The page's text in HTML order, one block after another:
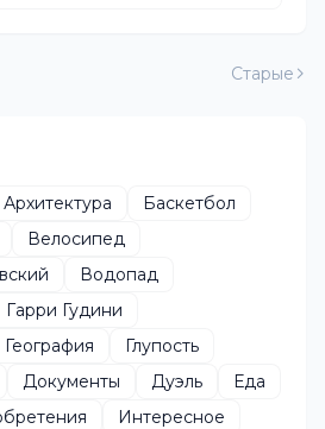
Старые
Архитектура
Баскетбол
Велосипед
Водопад
Гарри Гудини
География
Глупость
Документы Дуэль
Еда
Интересное